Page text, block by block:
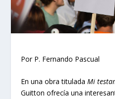
Por P. Fernando Pascual
En una obra tituladaMi
Guitton ofrecía una